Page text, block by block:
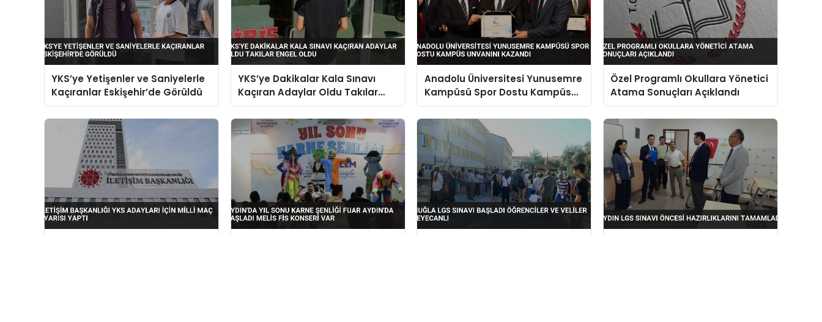
YKS’ye Yetişenler ve Saniyelerle
Kaçıranlar Eskişehir’de Görüldü
YKS’ye Dakikalar Kala Sınavı
Kaçıran Adaylar Oldu Takılar
Engel Oldu
Anadolu Üniversitesi Yunusemre
Kampüsü Spor Dostu Kampüs
Unvanını Kazandı
Özel Programlı Okullara Yönetici
Atama Sonuçları Açıklandı